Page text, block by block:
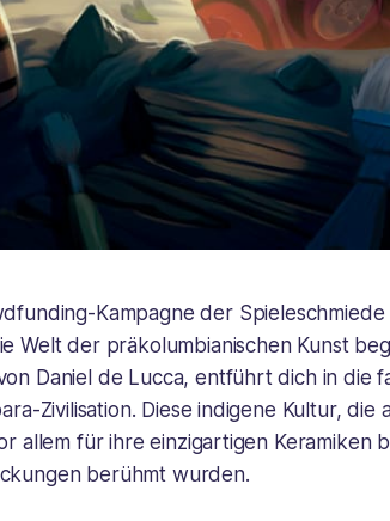
-Kampagne der
Welt der präkolumbianischen Kunst
Daniel de Lucca, entführt dich in die
Zivilisation. Diese indigene Kultur, die
allem für ihre einzigartigen Keramiken
berühmt wurden.